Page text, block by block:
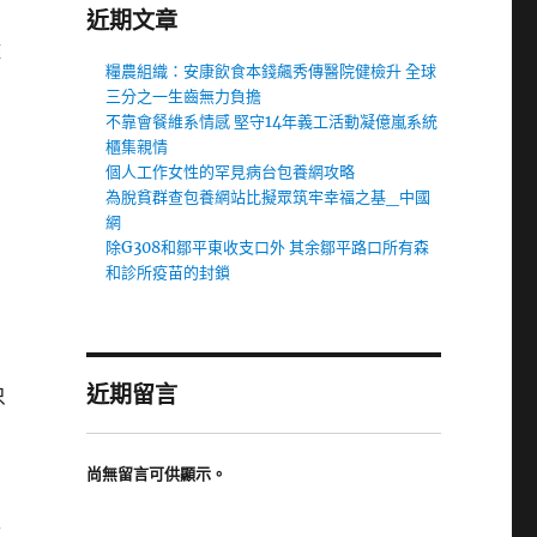
近期文章
糧農組織：安康飲食本錢飆秀傳醫院健檢升 全球
三分之一生齒無力負擔
不靠會餐維系情感 堅守14年義工活動凝億嵐系統
櫃集親情
個人工作女性的罕見病台包養網攻略
為脫貧群查包養網站比擬眾筑牢幸福之基_中國
網
除G308和鄒平東收支口外 其余鄒平路口所有森
和診所疫苗的封鎖
近期留言
尚無留言可供顯示。